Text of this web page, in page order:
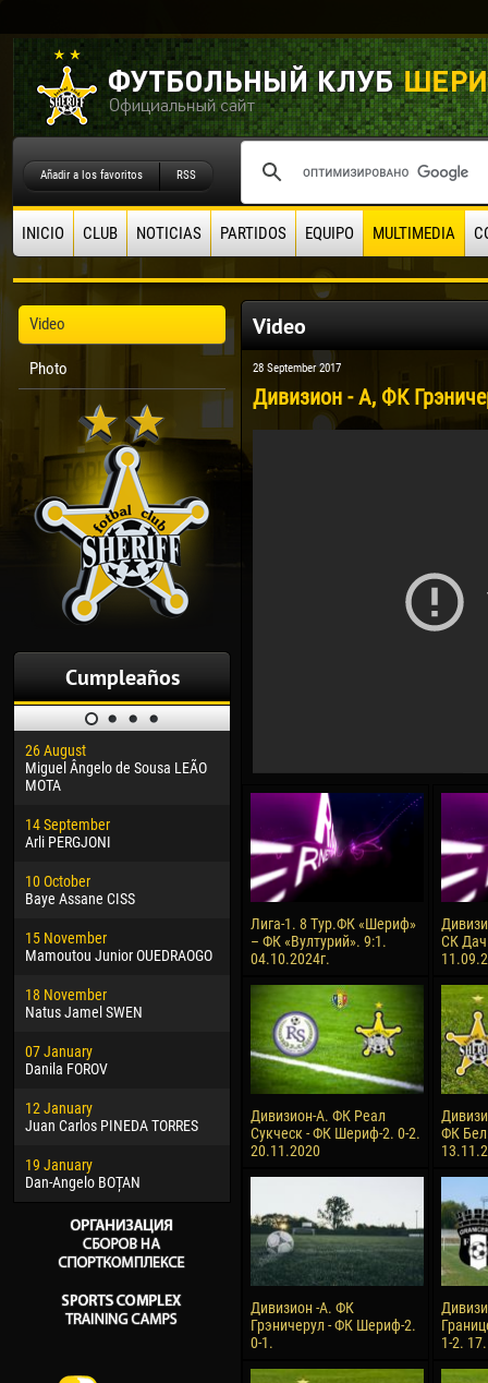
Añadir a los favoritos RSS
INICIO CLUB NOTICIAS PARTIDOS EQUIPO MULTIMEDIA
Video
Photo
Cumpleaños
26 August
Miguel Ângelo de Sousa LEÃO
MOTA
14 September
Arli PERGJONI
10 October
Baye Assane CISS
15 November
Mamoutou Junior OUEDRAOGO
18 November
Natus Jamel SWEN
07 January
Danila FOROV
12 January
Juan Carlos PINEDA TORRES
19 January
Dan-Angelo BOȚAN
24 February
Vladislav COSTIN
02 March
Veaceslav COZMA
09 March
Emmanuel AFETSE
Jayder Moreno ASPRILLA
22 March
Samba KONÉ
26 March
Vitor Hugo Morais de OLIVEIRA
28 March
13
15
24
10
15
17
Video
28 September 2017
Дивизион - А, ФК
Лига-1. 8 Тур.ФК «Шериф»
– ФК «Вултурий». 9:1.
04.10.2024г.
СК
Дивизион-А. ФК Реал
Сукческ - ФК Шериф-2. 0-2.
20.11.2020
ФК
Дивизион -А. ФК
Грэничерул - ФК Шериф-2.
0-1.
1-2.